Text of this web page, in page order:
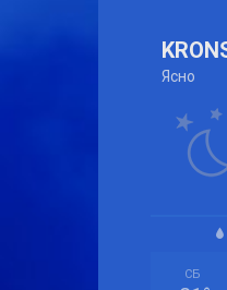
Ясно
СБ